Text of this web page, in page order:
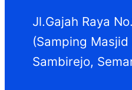
Jl.Gajah Raya
(Samping
Sambirejo,